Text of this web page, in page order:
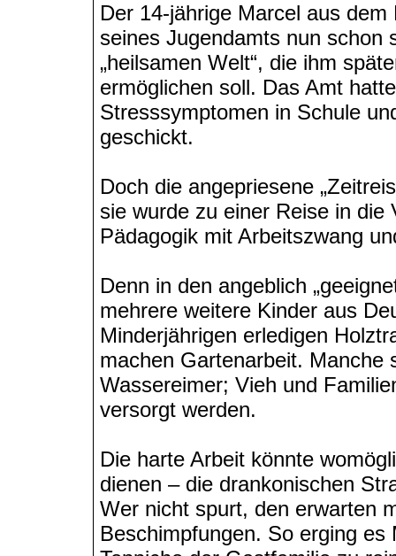
Der 14-jährige Marcel aus
seines Jugendamts nun schon
„heilsamen Welt“, die ihm
ermöglichen soll. Das Amt
Stresssymptomen in Schule
geschickt.
Doch die angepriesene
sie wurde zu einer Reise in die
Pädagogik mit Arbeitszwang
Denn in den angeblich
mehrere weitere Kinder aus
Minderjährigen erledigen
machen Gartenarbeit. Manche
Wassereimer; Vieh und
versorgt werden.
Die harte Arbeit könnte
dienen – die drankonischen
Wer nicht spurt, den erwarten
Beschimpfungen. So erging